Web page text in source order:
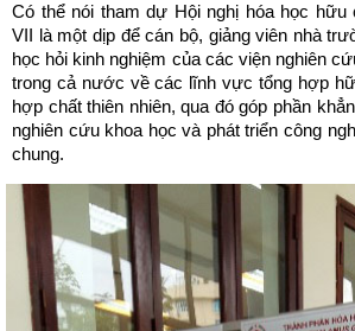
Có thể nói tham dự Hội nghị hóa học
VII là một dịp để cán bộ, giảng viên nhà
học hỏi kinh nghiệm của các viện nghiên
trong cả nước về các lĩnh vực tổng hợp
hợp chất thiên nhiên, qua đó góp phần
nghiên cứu khoa học và phát triển công
chung.